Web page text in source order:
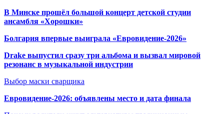
В Минске прошёл большой концерт детской студии
ансамбля «Хорошки»
Болгария впервые выиграла «Евровидение-2026»
Drake выпустил сразу три альбома и вызвал мировой
резонанс в музыкальной индустрии
Выбор маски сварщика
Евровидение-2026: объявлены место и дата финала